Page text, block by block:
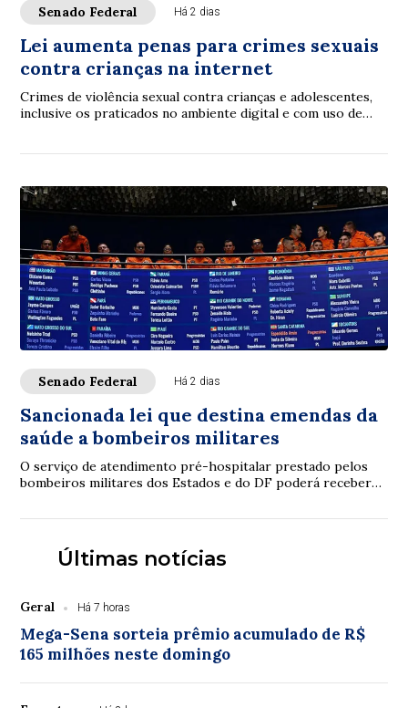
Senado Federal Há 2 dias
Lei aumenta penas para crimes sexuais
contra crianças na internet
Crimes de violência sexual contra crianças e adolescentes,
inclusive os praticados no ambiente digital e com uso de
Senado Federal Há 2 dias
Sancionada lei que destina emendas da
saúde a bombeiros militares
O serviço de atendimento pré-hospitalar prestado pelos
bombeiros militares dos Estados e do DF poderá receber
Últimas notícias
Geral Há 7 horas
Mega-Sena sorteia prêmio acumulado de R$
165 milhões neste domingo